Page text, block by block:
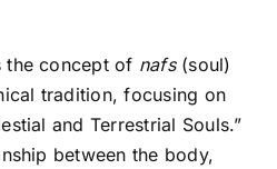
the concept of nafs(soul)
tradition, focusing on
and Terrestrial Souls.”
between the body,